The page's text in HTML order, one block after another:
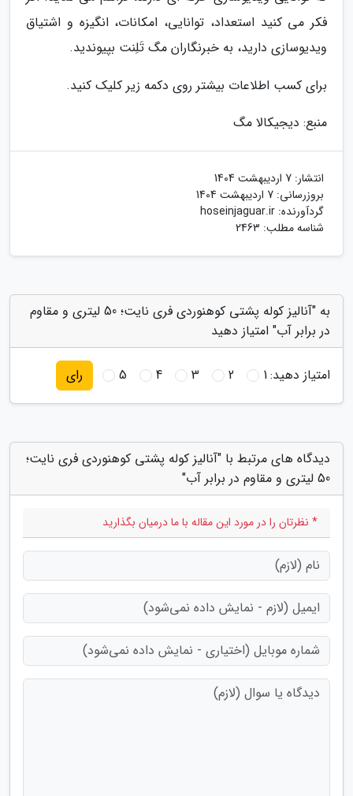
فکر می کنید استعداد، توانایی، امکانات، انگیزه و اشتیاق
ویدیوسازی دارید، به خبرنگاران مگ تَلِنت بپیوندید.
برای کسب اطلاعات بیشتر روی دکمه زیر کلیک کنید.
منبع: دیجیکالا مگ
انتشار: 7 اردیبهشت 1404
بروزرسانی: 7 اردیبهشت 1404
گردآورنده: hoseinjaguar.ir
شناسه مطلب: 2463
به "آنالیز کوله پشتی کوهنوردی فری نایت؛ 50 لیتری و مقاوم
در برابر آب" امتیاز دهید
امتیاز دهید:1
2
3
4
5 رای
دیدگاه های مرتبط با "آنالیز کوله پشتی کوهنوردی فری نایت؛
50 لیتری و مقاوم در برابر آب"
* نظرتان را در مورد این مقاله با ما درمیان بگذارید